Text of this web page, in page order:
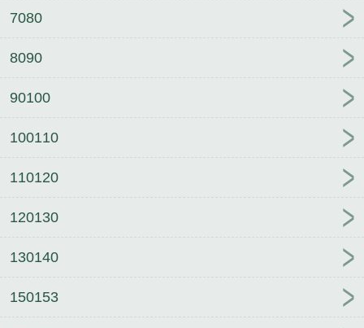
7080
8090
90100
100110
110120
120130
130140
150153